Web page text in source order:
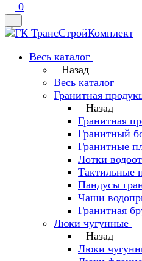
0
Весь каталог
Назад
Весь каталог
Гранитная
Назад
Гранитная
Гранитный
Гранитные
Лотки
Тактильные
Пандусы
Чаши
Гранитная
Люки чугунные
Назад
Люки